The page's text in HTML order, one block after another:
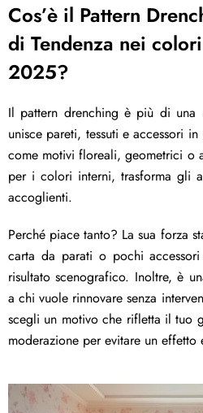
Cos’è il Pattern
di Tendenza nei
2025?
Il pattern drenching è più di
unisce pareti, tessuti e accessori
come motivi floreali, geometrici o
per i colori interni, trasforma gli
accoglienti.
Perché piace tanto? La sua forza
carta da parati o pochi
risultato scenografico. Inoltre, è
a chi vuole rinnovare senza
scegli un motivo che rifletta il tuo
moderazione per evitare un effetto